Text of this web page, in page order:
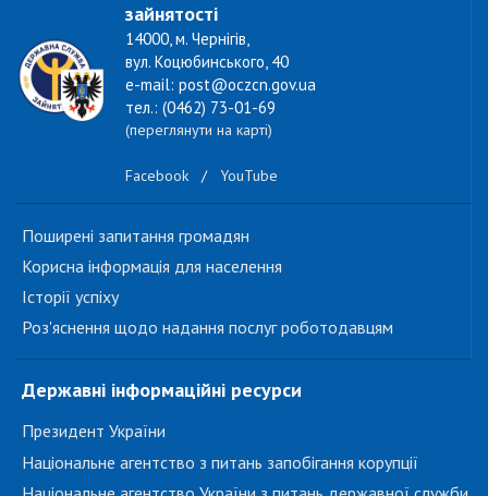
зайнятості
14000, м. Чернігів,
вул. Коцюбинського, 40
e-mail: post@oczcn.gov.ua
тел.: (0462) 73-01-69
(переглянути на карті)
Facebook / YouTube
Поширені запитання громадян
Корисна інформація для населення
Історії успіху
Роз'яснення щодо надання послуг роботодавцям
Державні інформаційні ресурси
Президент України
Національне агентство з питань запобігання корупції